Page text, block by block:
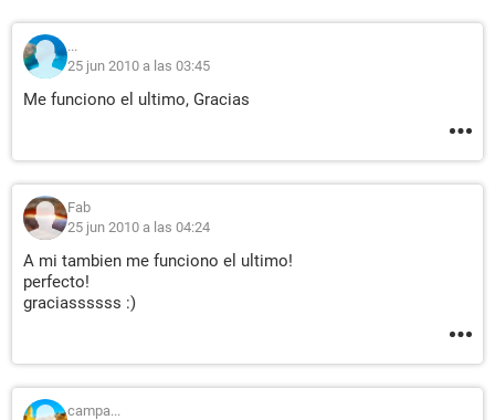
...
25 jun 2010 a las 03:45
Me funciono el ultimo, Gracias
Fab
25 jun 2010 a las 04:24
A mi tambien me funciono el ultimo!
perfecto!
graciassssss :)
campa...